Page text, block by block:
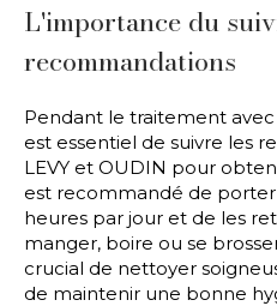
L'importance du
recommandations
Pendant le traitement avec
est essentiel de suivre les
LEVY et OUDIN pour
est recommandé de porter
heures par jour et de les
manger, boire ou se
crucial de nettoyer
de maintenir une bonne